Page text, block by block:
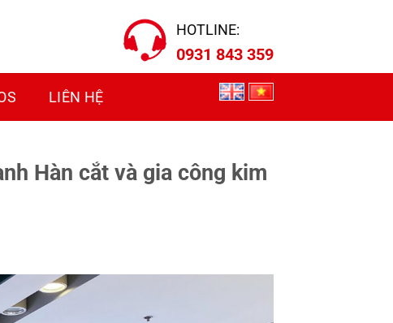
HOTLINE:
0931 843 359
LIÊN HỆ
Hàn cắt và gia công kim